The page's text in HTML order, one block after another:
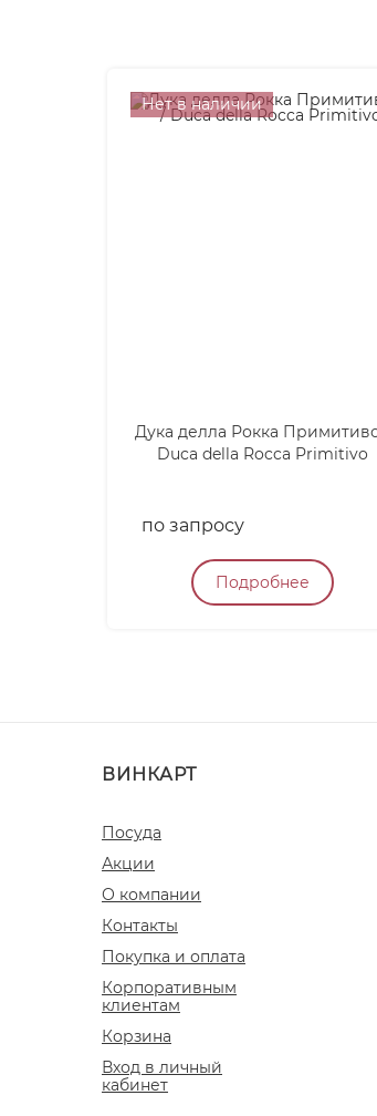
Нет в наличии
Дука делла Рокка
Duca della Rocca Primitivo
по запросу
Подробнее
ВИНКАРТ
Посуда
Акции
О компании
Контакты
Покупка и оплата
Корпоративным
клиентам
Корзина
Вход в личный
кабинет